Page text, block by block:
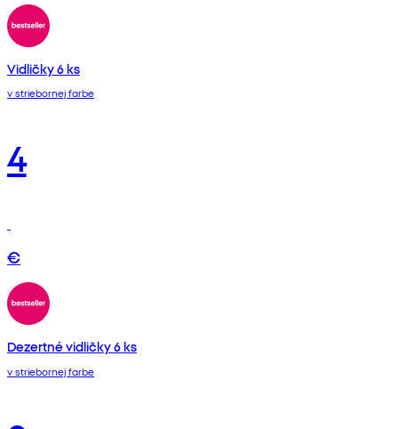
Vidličky 6 ks
v striebornej farbe
4
€
Dezertné vidličky 6 ks
v striebornej farbe